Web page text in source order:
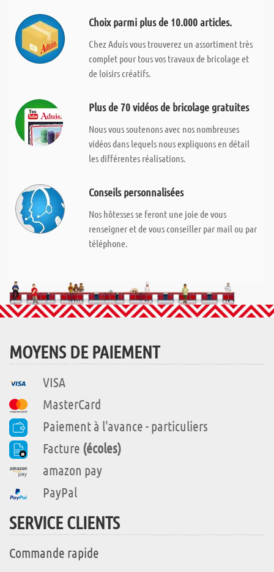
Choix parmi plus de 10.000 articles.
Chez Aduis vous trouverez un assortiment très
complet pour tous vos travaux de bricolage et
de loisirs créatifs.
Plus de 70 vidéos de bricolage gratuites
Nous vous soutenons avec nos nombreuses
vidéos dans lequels nous expliquons en détail
les différentes réalisations.
Conseils personnalisées
Nos hôtesses se feront une joie de vous
renseigner et de vous conseiller par mail ou par
téléphone.
MOYENS DE PAIEMENT
VISA
MasterCard
Paiement à l'avance - particuliers
Facture (écoles)
amazon pay
PayPal
SERVICE CLIENTS
Commande rapide